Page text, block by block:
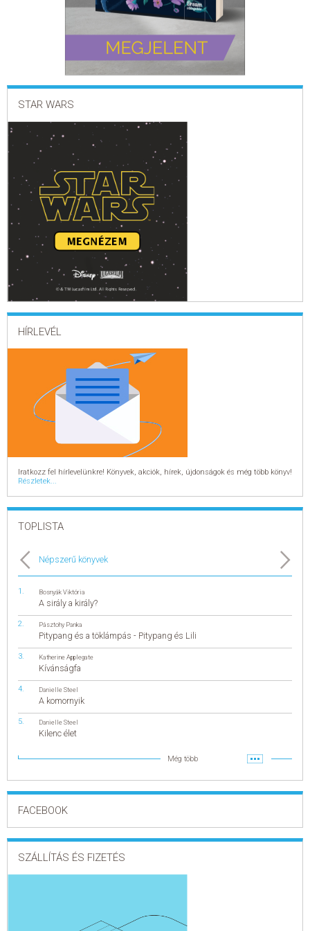
STAR WARS
HÍRLEVÉL
Iratkozz fel hírlevelünkre! Könyvek, akciók, hírek, újdonságok és még több könyv!
Részletek...
TOPLISTA
Népszerű könyvek
Bosnyák Viktória
A sirály a király?
Pásztohy Panka
Pitypang és a töklámpás - Pitypang és Lili
Katherine Applegate
Kívánságfa
Danielle Steel
A komornyik
Danielle Steel
Kilenc élet
Még több
FACEBOOK
SZÁLLÍTÁS ÉS FIZETÉS